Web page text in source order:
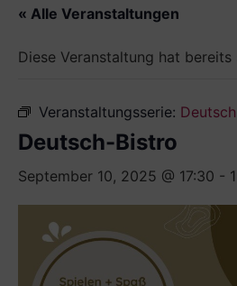
« Alle Veranstaltungen
Diese Veranstaltung hat
Veranstaltungsserie:
Deutsch-Bistro
September 10, 2025 @ 17:30 -